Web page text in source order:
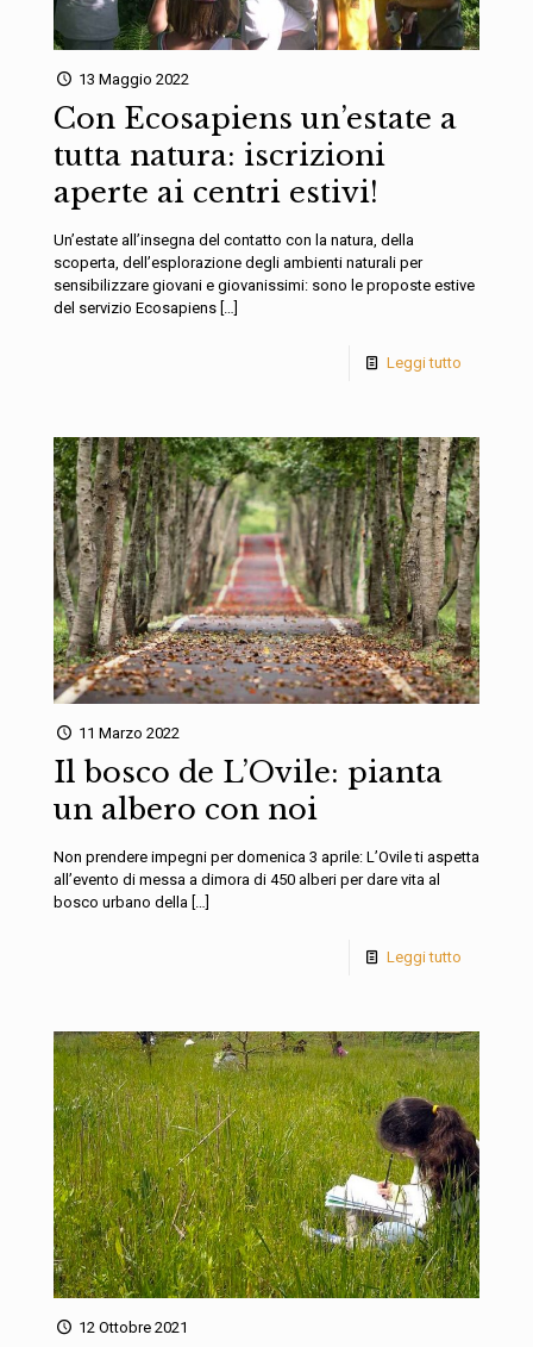
13 Maggio 2022
Con Ecosapiens un’estate a
tutta natura: iscrizioni
aperte ai centri estivi!
Un’estate all’insegna del contatto con la natura, della
scoperta, dell’esplorazione degli ambienti naturali per
sensibilizzare giovani e giovanissimi: sono le proposte estive
del servizio Ecosapiens
Leggi tutto
11 Marzo 2022
Il bosco de L’Ovile: pianta
un albero con noi
Non prendere impegni per domenica 3 aprile: L’Ovile ti aspetta
all’evento di messa a dimora di 450 alberi per dare vita al
bosco urbano della
Leggi tutto
12 Ottobre 2021